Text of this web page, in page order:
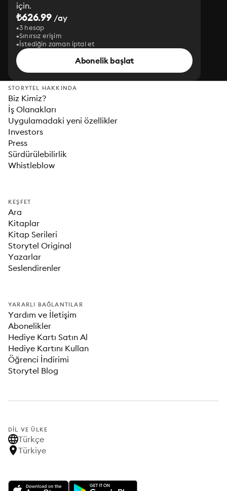
için.
₺626.99 /ay
3 hesap
Sınırsız erişim
İstediğin zaman iptal et
Abonelik başlat
STORYTEL HAKKINDA
Biz Kimiz?
İş Olanakları
Uygulamadaki yeni özellikler
Investors
Press
Sürdürülebilirlik
Whistleblow
KEŞFET
Ara
Kitaplar
Kitap Serileri
Storytel Original
Yazarlar
Seslendirenler
YARARLI BAĞLANTILAR
Yardım ve İletişim
Abonelikler
Hediye Kartı Satın Al
Hediye Kartını Kullan
Öğrenci İndirimi
Storytel Blog
DIL VE ÜLKE
Türkçe
Türkiye